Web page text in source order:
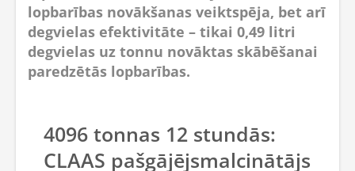
lopbarības novākšanas veiktspēja, bet arī
degvielas efektivitāte – tikai 0,49 litri
degvielas uz tonnu novāktas skābēšanai
paredzētās lopbarības.
4096 tonnas 12 stundās:
CLAAS pašgājējsmalcinātājs